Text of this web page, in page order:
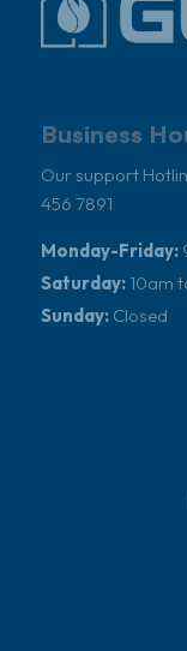
Business
Our support
456 7891
Monday-Friday:
Saturday:10am
Sunday: Closed